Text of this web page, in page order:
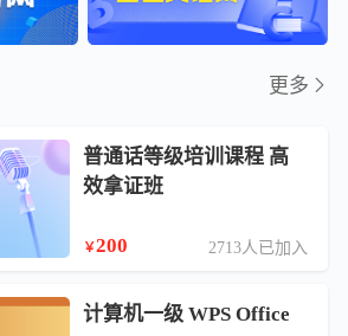
更多
普通话等级培训课程 高
效拿证班
￥200 2713人已加入
计算机一级 WPS Office